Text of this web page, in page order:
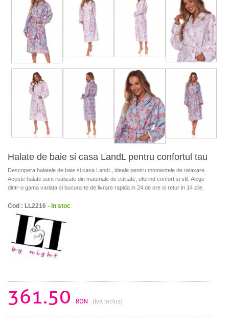
Halate de baie si casa LandL pentru confortul tau
Descopera halatele de baie si casa LandL, ideale pentru momentele de relaxare.
Aceste halate sunt realizate din materiale de calitate, oferind confort si stil. Alege
dintr-o gama variata si bucura-te de livrare rapida in 24 de ore si retur in 14 zile.
Cod : LL2216 - in stoc
361.50 RON (tva inclus)